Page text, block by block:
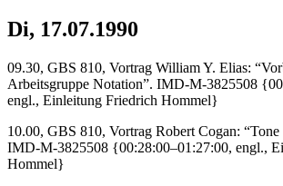
Di, 17.07.1990
09.30, GBS 810, Vortrag William Y. Elias:
Arbeitsgruppe Notation”. IMD-M-3825508
engl., Einleitung Friedrich Hommel}
10.00, GBS 810, Vortrag Robert Cogan:
IMD-M-3825508 {00:28:00–01:27:00, engl.,
Hommel}